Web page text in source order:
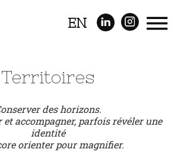
EN
Territoires
des horizons.
accompagner, parfois révéler une
identité
orienter pour magnifier.